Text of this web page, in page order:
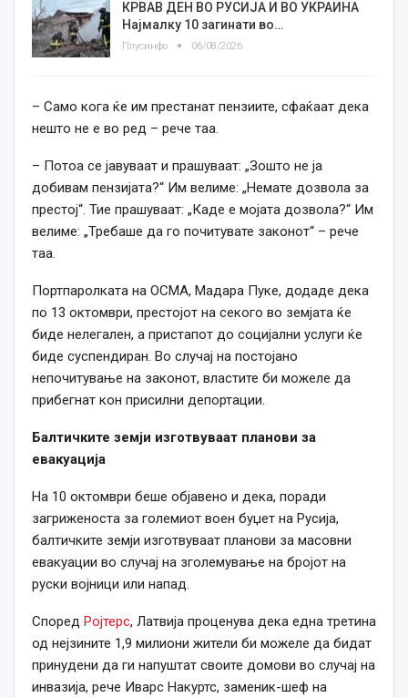
КРВАВ ДЕН ВО РУСИЈА И ВО УКРАИНА
Најмалку 10 загинати во…
Плусинфо 06/08/2026
– Само кога ќе им престанат пензиите, сфаќаат дека
нешто не е во ред – рече таа.
– Потоа се јавуваат и прашуваат: „Зошто не ја
добивам пензијата?“ Им велиме: „Немате дозвола за
престој“. Тие прашуваат: „Каде е мојата дозвола?“ Им
велиме: „Требаше да го почитувате законот“ – рече
таа.
Портпаролката на OCMA, Мадара Пуке, додаде дека
по 13 октомври, престојот на секого во земјата ќе
биде нелегален, а пристапот до социјални услуги ќе
биде суспендиран. Во случај на постојано
непочитување на законот, властите би можеле да
прибегнат кон присилни депортации.
Балтичките земји изготвуваат планови за
евакуација
На 10 октомври беше објавено и дека, поради
загриженоста за големиот воен буџет на Русија,
балтичките земји изготвуваат планови за масовни
евакуации во случај на зголемување на бројот на
руски војници или напад.
Според Ројтерс, Латвија проценува дека една третина
од нејзините 1,9 милиони жители би можеле да бидат
принудени да ги напуштат своите домови во случај на
инвазија, рече Иварс Накуртс, заменик-шеф на